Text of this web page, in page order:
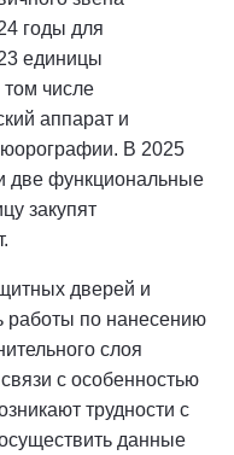
годы для
единицы
том числе
аппарат и
В 2025
две функциональные
закупят
дверей и
работы по нанесению
слоя
с особенностью
трудности с
данные